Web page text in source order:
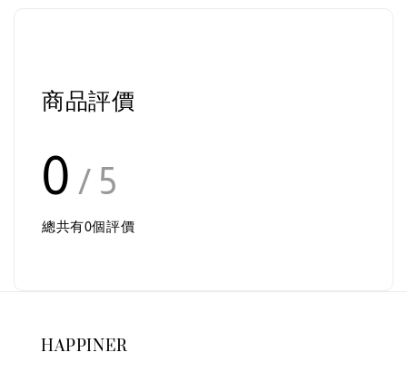
商品評價
0 / 5
總共有0個評價
HAPPINER